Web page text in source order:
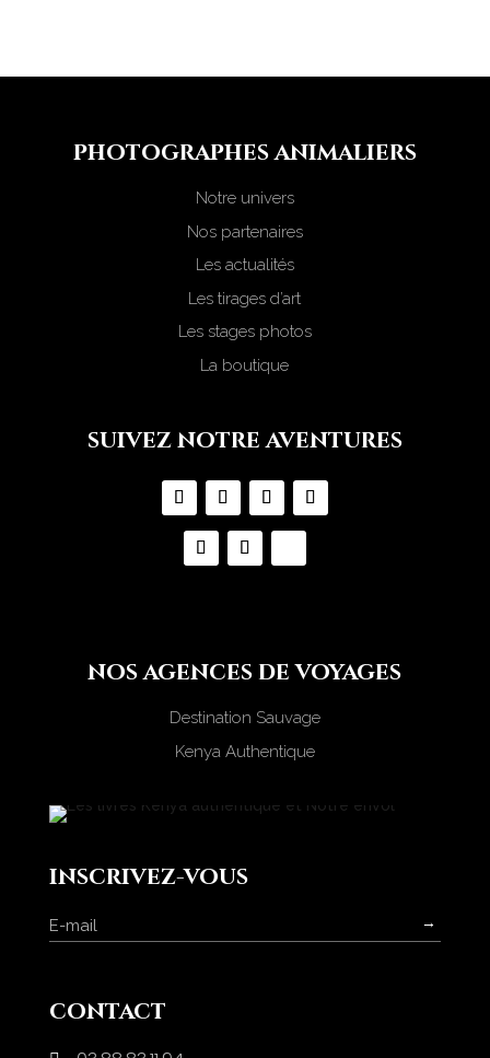
photographes animaliers
Notre univers
Nos partenaires
Les actualités
Les tirages d’art
Les stages photos
La boutique
suivez notre aventures
nos agences de voyages
Destination Sauvage
Kenya Authentique
inscrivez-vous
→
contact